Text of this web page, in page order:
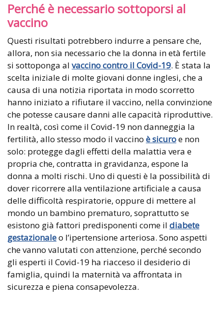
Perché è necessario sottoporsi al
vaccino
Questi risultati potrebbero indurre a pensare che,
allora, non sia necessario che la donna in età fertile
si sottoponga al vaccino contro il Covid-19. È stata la
scelta iniziale di molte giovani donne inglesi, che a
causa di una notizia riportata in modo scorretto
hanno iniziato a rifiutare il vaccino, nella convinzione
che potesse causare danni alle capacità riproduttive.
In realtà, così come il Covid-19 non danneggia la
fertilità, allo stesso modo il vaccino è sicuroe non
solo: protegge dagli effetti della malattia vera e
propria che, contratta in gravidanza, espone la
donna a molti rischi. Uno di questi è la possibilità di
dover ricorrere alla ventilazione artificiale a causa
delle difficoltà respiratorie, oppure di mettere al
mondo un bambino prematuro, soprattutto se
esistono già fattori predisponenti come il diabete
gestazionaleo l’ipertensione arteriosa. Sono aspetti
che vanno valutati con attenzione, perché secondo
gli esperti il Covid-19 ha riacceso il desiderio di
famiglia, quindi la maternità va affrontata in
sicurezza e piena consapevolezza.